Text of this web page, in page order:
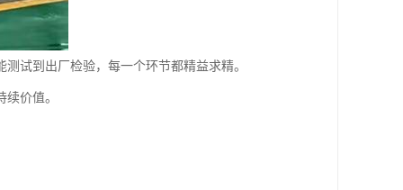
试到出厂检验，每一个环节都精益求精。
价值。